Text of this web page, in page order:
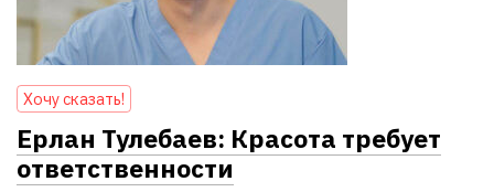
Хочу сказать!
Ерлан Тулебаев: Красота требует
ответственности